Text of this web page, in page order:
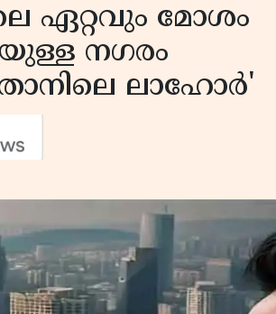
ഏറ്റവും മോശം
നഗരം
ലാഹോര്‍'